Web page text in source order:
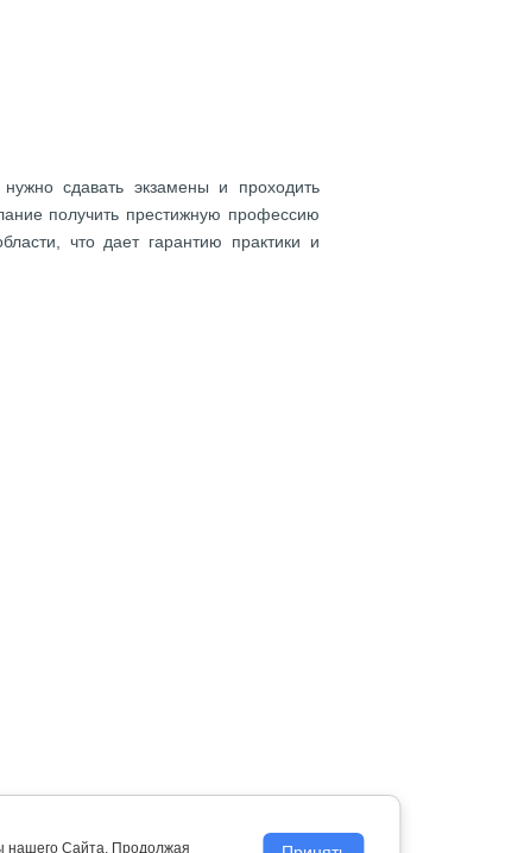
сдавать экзамены и проходить
получить престижную профессию
что дает гарантию практики и
нашего Сайта. Продолжая